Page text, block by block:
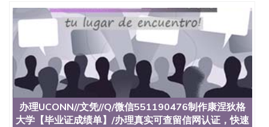
University）圣何塞州立大学结业证（San Jose State
University）圣何塞州立大学学位证（San Jose State
University）圣何塞州立大学学位证（San Jose State
University）圣何塞州立大学学历证书（San Jose
State University）圣何塞州立大学学历证书（San
Jose State University）圣何塞州立大学学历证书
（San Jose State University）澳洲读书未毕业找人做
文凭学位qq微信551190476澳洲读CQU中央昆士兰大
学学历 绩单购买学位证书/澳洲读本科硕士做文凭/购
买澳洲大学毕业证成绩单假文凭学历
offieUniversityofSouthernQueensland 澳洲读书未毕
办理UCONN//文凭//Q/微信551190476制作康涅狄格
大学【毕业证成绩单】/办理真实可查留信网认证，快速